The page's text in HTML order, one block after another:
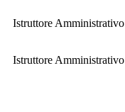
Istruttore Amministrativo
Istruttore Amministrativo